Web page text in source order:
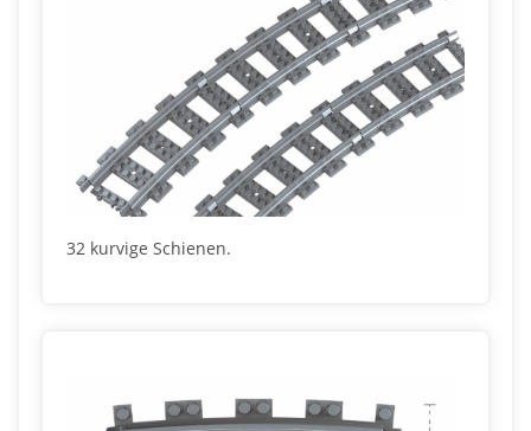
32 kurvige Schienen.